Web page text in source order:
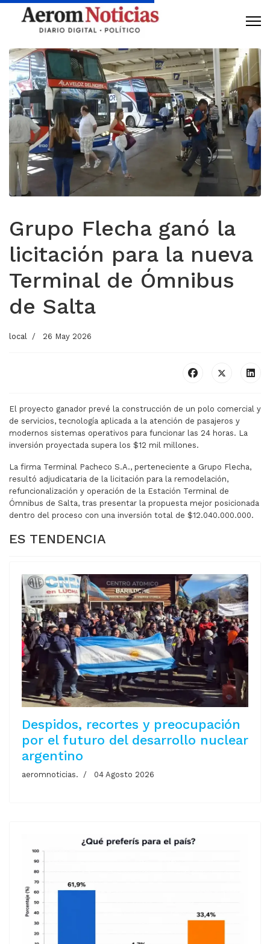
Grupo Flecha ganó la
licitación para la nueva
Terminal de Ómnibus
de Salta
local 26 May 2026
El proyecto ganador prevé la construcción de un polo comercial y
de servicios, tecnología aplicada a la atención de pasajeros y
modernos sistemas operativos para funcionar las 24 horas. La
inversión proyectada supera los $12 mil millones.
La firma Terminal Pacheco S.A., perteneciente a Grupo Flecha,
resultó adjudicataria de la licitación para la remodelación,
refuncionalización y operación de la Estación Terminal de
Ómnibus de Salta, tras presentar la propuesta mejor posicionada
dentro del proceso con una inversión total de $12.040.000.000.
ES TENDENCIA
Despidos, recortes y preocupación
por el futuro del desarrollo nuclear
argentino
aeromnoticias. 04 Agosto 2026